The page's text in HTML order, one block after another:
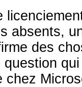
absents,
des
question
chez